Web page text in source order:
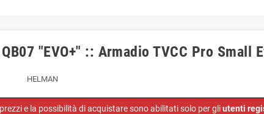
"EVO+" :: Armadio TVCC Pro Small
HELMAN
e la possibilità di acquistare sono abilitati solo per gliutenti